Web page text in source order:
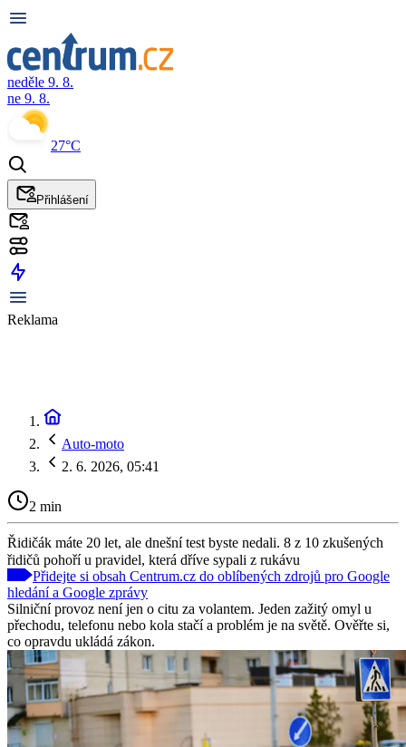
neděle 9. 8.
ne 9. 8.
27°C
Přihlášení
Reklama
Auto-moto
2. 6. 2026, 05:41
2 min
Řidičák máte 20 let, ale dnešní test byste nedali. 8 z 10 zkušených
řidičů pohoří u pravidel, která dříve sypali z rukávu
Přidejte si obsah Centrum.cz do oblíbených zdrojů pro Google
hledání a Google zprávy
Silniční provoz není jen o citu za volantem. Jeden zažitý omyl u
přechodu, telefonu nebo kola stačí a problém je na světě. Ověřte si,
co opravdu ukládá zákon.